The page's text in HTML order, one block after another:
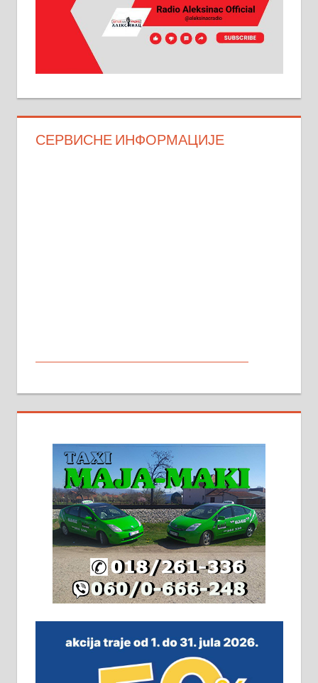
СЕРВИСНЕ ИНФОРМАЦИЈЕ
стамбене целине једна уз другу.
2х150м2, две гараже, централно
грејање на гас и дрва. Две
адресе. 063/71-74-023
Издајем комплетно опремљену
халу на Житковачком путу, на
плацу површине око 7 ари.
064/321-80-51; 063/102-35-25
м2 са плацем од 8 ари у Зеленом
виру у Алексинцу. Могућа
замена. 064/21-63-584